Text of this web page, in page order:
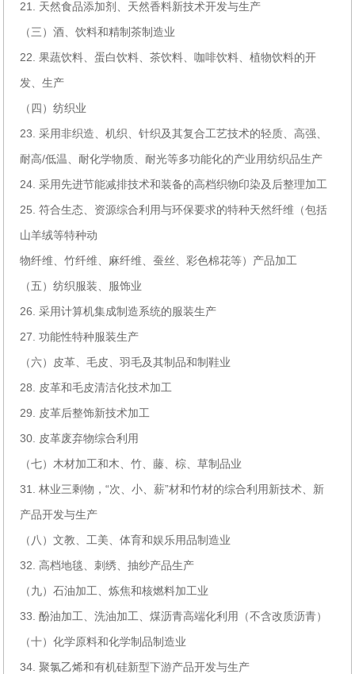
21. 天然食品添加剂、天然香料新技术开发与生产
（三）酒、饮料和精制茶制造业
22. 果蔬饮料、蛋白饮料、茶饮料、咖啡饮料、植物饮料的开
发、生产
（四）纺织业
23. 采用非织造、机织、针织及其复合工艺技术的轻质、高强、
耐高/低温、耐化学物质、耐光等多功能化的产业用纺织品生产
24. 采用先进节能减排技术和装备的高档织物印染及后整理加工
25. 符合生态、资源综合利用与环保要求的特种天然纤维（包括
山羊绒等特种动
物纤维、竹纤维、麻纤维、蚕丝、彩色棉花等）产品加工
（五）纺织服装、服饰业
26. 采用计算机集成制造系统的服装生产
27. 功能性特种服装生产
（六）皮革、毛皮、羽毛及其制品和制鞋业
28. 皮革和毛皮清洁化技术加工
29. 皮革后整饰新技术加工
30. 皮革废弃物综合利用
（七）木材加工和木、竹、藤、棕、草制品业
31. 林业三剩物，“次、小、薪”材和竹材的综合利用新技术、新
产品开发与生产
（八）文教、工美、体育和娱乐用品制造业
32. 高档地毯、刺绣、抽纱产品生产
（九）石油加工、炼焦和核燃料加工业
33. 酚油加工、洗油加工、煤沥青高端化利用（不含改质沥青）
（十）化学原料和化学制品制造业
34. 聚氯乙烯和有机硅新型下游产品开发与生产